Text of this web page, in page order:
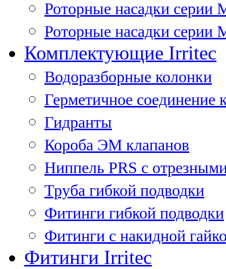
Роторные насадки серии
Роторные насадки серии
Комплектующие Irritec
Водоразборные колонки
Герметичное соединение
Гидранты
Короба ЭМ клапанов
Ниппель PRS с
Труба гибкой подводки
Фитинги гибкой подводки
Фитинги с накидной
Фитинги Irritec